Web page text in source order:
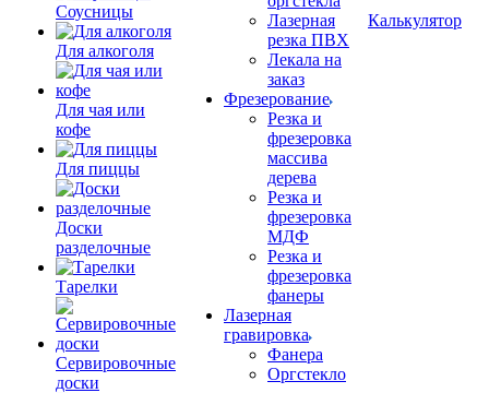
Соусницы
Для алкоголя
Для чая или
кофе
Для пиццы
Доски
разделочные
Тарелки
Сервировочные
доски
Лазерная
резка ПВХ
Лекала на
заказ
Фрезерование
Резка и
фрезеровка
массива
дерева
Резка и
фрезеровка
МДФ
Резка и
фрезеровка
фанеры
Лазерная
гравировка
Фанера
Орг­стек­ло
Калькулятор